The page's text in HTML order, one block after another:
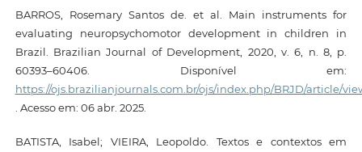
BARROS, Rosemary Santos de. et al. Main instruments for
evaluating neuropsychomotor development in children in
Brazil. Brazilian Journal of Development, 2020, v. 6, n. 8, p.
60393–60406. Disponível em:
https://ojs.brazilianjournals.com.br/ojs/index.php/BRJD/article/
. Acesso em: 06 abr. 2025.
BATISTA, Isabel; VIEIRA, Leopoldo. Textos e contextos em